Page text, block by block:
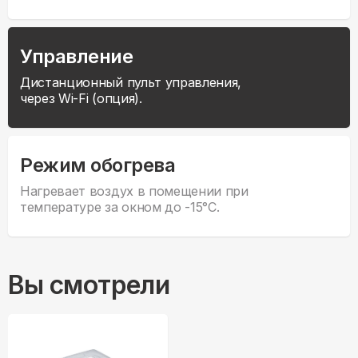
Управление
Дистанционный пульт управления,
через Wi-Fi (опция).
Режим обогрева
Нагревает воздух в помещении при
температуре за окном до -15°С.
Вы смотрели